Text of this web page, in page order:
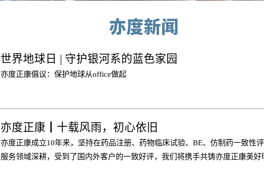
亦度新闻
世界地球日 | 守护银河系的蓝色家园
亦度正康倡议：保护地球从office做起
亦度正康┃十载风雨，初心依旧
亦度正康成立10年来，坚持在药品注册、药物临床试验、BE、仿制药一致性
服务领域深耕，受到了国内外客户的一致好评，我们将携手共铸亦度正康美好